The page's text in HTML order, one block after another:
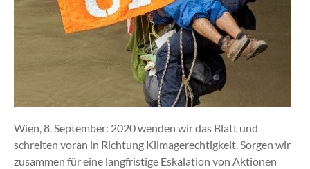
Wien, 8. September: 2020 wenden wir das Blatt und
schreiten voran in Richtung Klimagerechtigkeit. Sorgen wir
zusammen für eine langfristige Eskalation von Aktionen